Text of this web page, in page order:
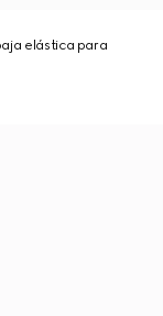
elástica para